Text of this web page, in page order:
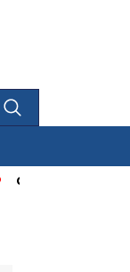
Glance